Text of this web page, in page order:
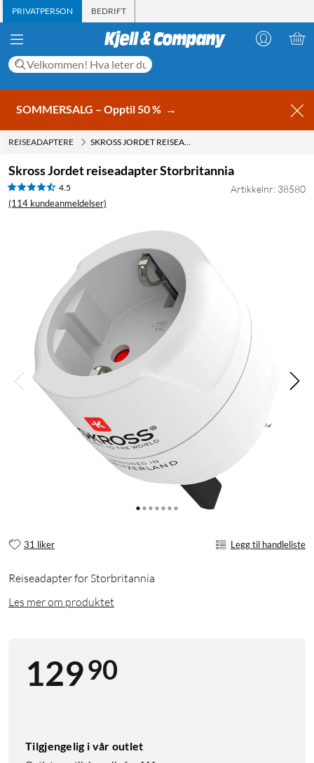
PRIVATPERSON BEDRIFT
SOMMERSALG – Opptil 50 % →
REISEADAPTERE SKROSS JORDET REISEADAPTER STORBRITANNIA
Skross Jordet reiseadapter Storbritannia
4.5
(114 kundeanmeldelser)
Artikkelnr: 38580
31 liker Legg til handleliste
Reiseadapter for Storbritannia
Les mer om produktet
12990
Tilgjengelig i vår outlet